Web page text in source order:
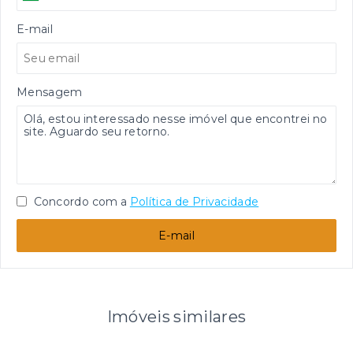
E-mail
Mensagem
Concordo com a Política de Privacidade
E-mail
Imóveis similares